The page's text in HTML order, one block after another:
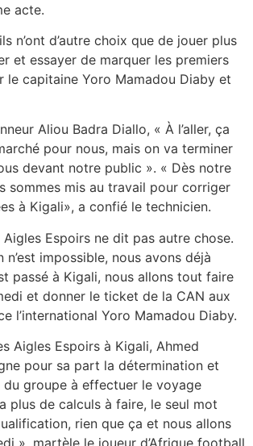
acte.
n’ont d’autre choix que de jouer plus
et essayer de marquer les premiers
le capitaine Yoro Mamadou Diaby et
Aliou Badra Diallo, « À l’aller, ça
pour nous, mais on va terminer
devant notre public ». « Dès notre
sommes mis au travail pour corriger
à Kigali», a confié le technicien.
Espoirs ne dit pas autre chose.
n’est impossible, nous avons déjà
passé à Kigali, nous allons tout faire
et donner le ticket de la CAN aux
l’international Yoro Mamadou Diaby.
Aigles Espoirs à Kigali, Ahmed
pour sa part la détermination et
du groupe à effectuer le voyage
plus de calculs à faire, le seul mot
rien que ça et nous allons